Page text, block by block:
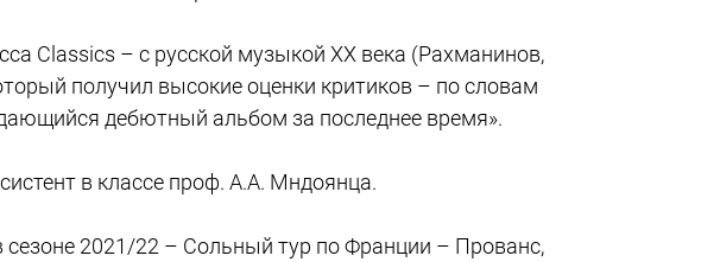
Classics – с русской музыкой XX века (Рахманинов,
получил высокие оценки критиков – по словам
дебютный альбом за последнее время».
в классе проф. А.А. Мндоянца.
2021/22 – Сольный тур по Франции – Прованс,